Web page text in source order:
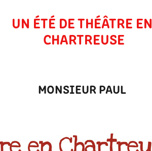
UN ÉTÉ DE THÉÂTRE EN
CHARTREUSE
MONSIEUR PAUL